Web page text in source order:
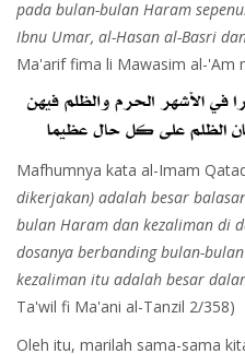
pada bulan-bulan Haram
Ibnu Umar, al-Hasan al-Basri
Ma'arif fima li Mawasim al-'Am
Mafhumnya kata al-Imam
dikerjakan) adalah besar
bulan Haram dan kezaliman di
dosanya berbanding bulan-
kezaliman itu adalah besar
Ta'wil fi Ma'ani al-Tanzil 2/358)
Oleh itu, marilah sama-sama